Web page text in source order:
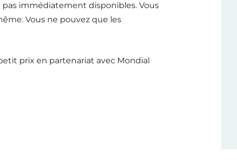
pas immédiatement disponibles. Vous
Vous ne pouvez que les
prix en partenariat avec Mondial